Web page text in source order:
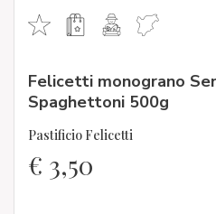
Felicetti monograno
Spaghettoni 500g
Pastificio Felicetti
€ 3,50